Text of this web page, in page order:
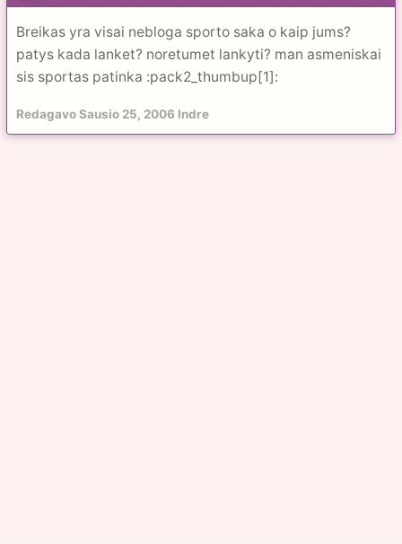
Breikas yra visai nebloga sporto saka o kaip jums?
patys kada lanket? noretumet lankyti? man asmeniskai
sis sportas patinka :pack2_thumbup[1]:
RedagavoSausio 25, 2006 Indre